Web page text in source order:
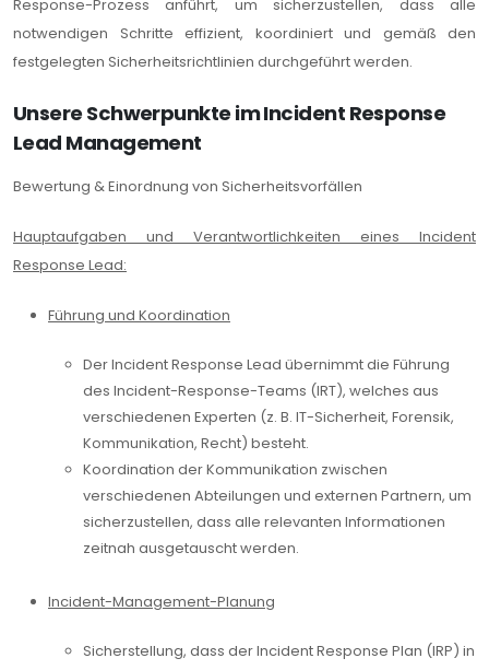
Response-Prozess anführt, um sicherzustellen, dass alle
notwendigen Schritte effizient, koordiniert und gemäß den
festgelegten Sicherheitsrichtlinien durchgeführt werden.
Unsere Schwerpunkte im Incident Response
Lead Management
Bewertung & Einordnung von Sicherheitsvorfällen
Hauptaufgaben und Verantwortlichkeiten eines Incident
Response Lead:
Führung und Koordination
Der Incident Response Lead übernimmt die Führung
des Incident-Response-Teams (IRT), welches aus
verschiedenen Experten (z. B. IT-Sicherheit, Forensik,
Kommunikation, Recht) besteht.
Koordination der Kommunikation zwischen
verschiedenen Abteilungen und externen Partnern, um
sicherzustellen, dass alle relevanten Informationen
zeitnah ausgetauscht werden.
Incident-Management-Planung
Sicherstellung, dass der Incident Response Plan (IRP) in